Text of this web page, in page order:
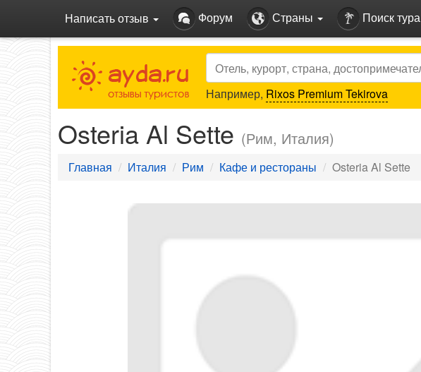
Написать отзыв Форум Страны Поиск тура
Search
Например, Rixos Premium Tekirova
Osteria Al Sette (Рим, Италия)
Главная Италия Рим Кафе и рестораны Osteria Al Sette